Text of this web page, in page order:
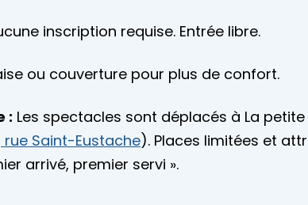
inscription requise. Entrée libre.
ou couverture pour plus de confort.
: Les spectacles sont déplacés à La
rue Saint-Eustache). Places limitées et
arrivé, premier servi ».